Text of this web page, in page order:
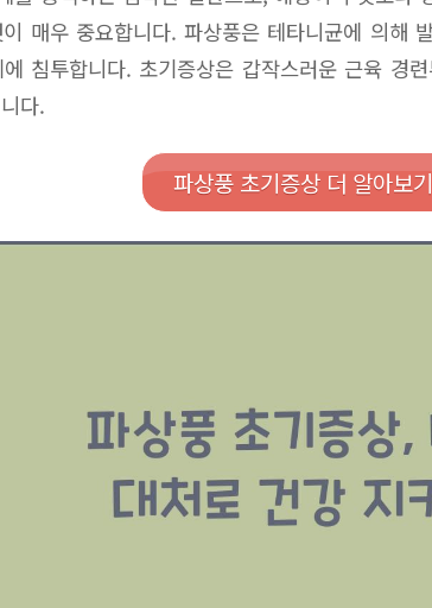
매우 중요합니다. 파상풍은 테타니균에 의해
침투합니다. 초기증상은 갑작스러운 근육 경
다.
파상풍 초기증상 더 알아보기